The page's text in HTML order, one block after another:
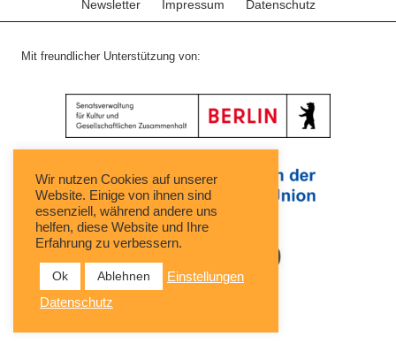
Newsletter Impressum Datenschutz
Mit freundlicher Unterstützung von:
Wir nutzen Cookies auf unserer
Website. Einige von ihnen sind
essenziell, während andere uns
helfen, diese Website und Ihre
Erfahrung zu verbessern.
Ok Ablehnen
Einstellungen
Datenschutz